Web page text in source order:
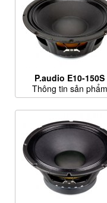
P.audio E10-150S
Thông tin sản phẩm